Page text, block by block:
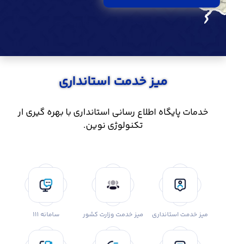
میز خدمت استانداری
خدمات پایگاه اطلاع رسانی استانداری با بهره گیری ار
تکنولوژی نوین.
میز خدمت استانداری میز خدمت وزارت کشور سامانه 111